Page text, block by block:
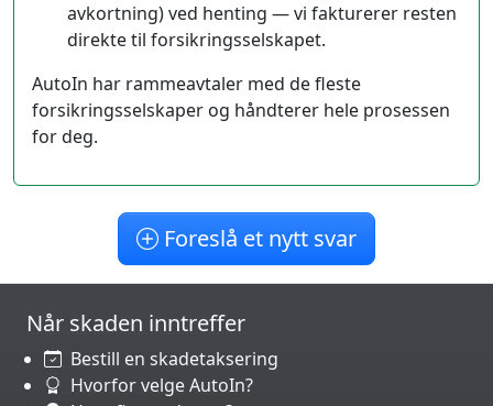
avkortning) ved henting — vi fakturerer resten
direkte til forsikringsselskapet.
AutoIn har rammeavtaler med de fleste
forsikringsselskaper og håndterer hele prosessen
for deg.
Foreslå et nytt svar
Når skaden inntreffer
Bestill en skadetaksering
Hvorfor velge AutoIn?